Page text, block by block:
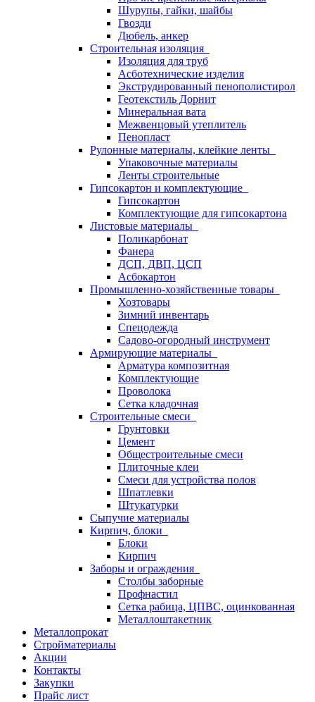
Шурупы, гайки, шайбы
Гвозди
Дюбель, анкер
Строительная изоляция
Изоляция для труб
Асботехнические изделия
Экструдированный пенополистирол
Геотекстиль Дорнит
Минеральная вата
Межвенцовый утеплитель
Пенопласт
Рулонные материалы, клейкие ленты
Упаковочные материалы
Ленты строительные
Гипсокартон и комплектующие
Гипсокартон
Комплектующие для гипсокартона
Листовые материалы
Поликарбонат
Фанера
ДСП, ДВП, ЦСП
Асбокартон
Промышленно-хозяйственные товары
Хозтовары
Зимний инвентарь
Спецодежда
Садово-огородный инструмент
Армирующие материалы
Арматура композитная
Комплектующие
Проволока
Сетка кладочная
Строительные смеси
Грунтовки
Цемент
Общестроительные смеси
Плиточные клеи
Смеси для устройства полов
Шпатлевки
Штукатурки
Сыпучие материалы
Кирпич, блоки
Блоки
Кирпич
Заборы и ограждения
Столбы заборные
Профнастил
Сетка рабица, ЦПВС, оцинкованная
Металлоштакетник
Металлопрокат
Стройматериалы
Акции
Контакты
Закупки
Прайс лист